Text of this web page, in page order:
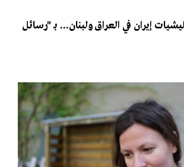
إيران في العراق ولبنان... بـ "رسائل